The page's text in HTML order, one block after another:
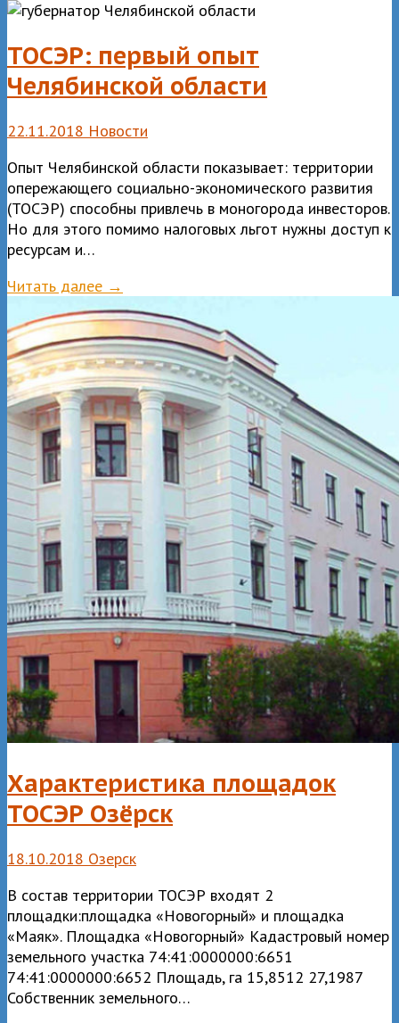
ТОСЭР: первый опыт
Челябинской области
22.11.2018 Новости
Опыт Челябинской области показывает: территории
опережающего социально-экономического развития
(ТОСЭР) способны привлечь в моногорода инвесторов.
Но для этого помимо налоговых льгот нужны доступ к
ресурсам и…
Читать далее →
Характеристика площадок
ТОСЭР Озёрск
18.10.2018 Озерск
В состав территории ТОСЭР входят 2
площадки:площадка «Новогорный» и площадка
«Маяк». Площадка «Новогорный» Кадастровый номер
земельного участка 74:41:0000000:6651
74:41:0000000:6652 Площадь, га 15,8512 27,1987
Собственник земельного…